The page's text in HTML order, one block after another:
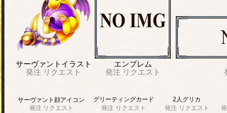
サーヴァントイラスト
発注 リクエスト
エンブレム
発注 リクエスト
サーヴァント顔アイコン
発注 リクエスト
グリーティングカード
発注 リクエスト
2人グリカ
発注 リクエスト